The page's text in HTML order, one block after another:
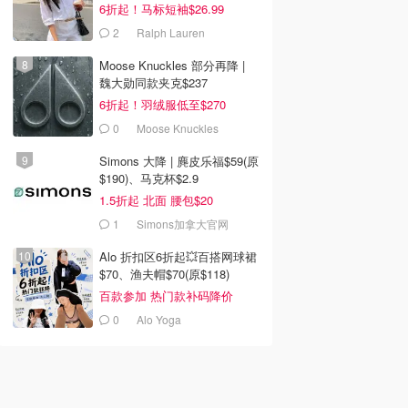
6折起！马标短袖$26.99
2 Ralph Lauren
Moose Knuckles 部分再降 |
魏大勋同款夹克$237
6折起！羽绒服低至$270
0 Moose Knuckles
Simons 大降 | 麂皮乐福$59(原
$190)、马克杯$2.9
1.5折起 北面 腰包$20
1 Simons加拿大官网
Alo 折扣区6折起💥百搭网球裙
$70、渔夫帽$70(原$118)
百款参加 热门款补码降价
0 Alo Yoga